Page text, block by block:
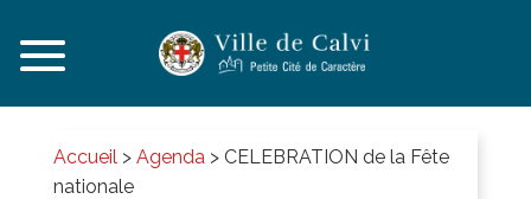
Accueil> Agenda> CELEBRATION de la Fête
nationale